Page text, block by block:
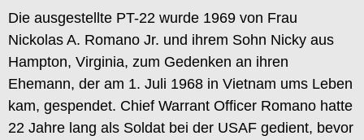
Die ausgestellte PT-22 wurde 1969 von Frau
Nickolas A. Romano Jr. und ihrem Sohn Nicky aus
Hampton, Virginia, zum Gedenken an ihren
Ehemann, der am 1. Juli 1968 in Vietnam ums Leben
kam, gespendet. Chief Warrant Officer Romano hatte
22 Jahre lang als Soldat bei der USAF gedient, bevor